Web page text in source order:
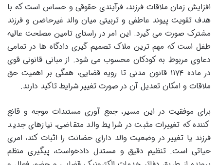
افزایش زمان ملاقات فرزند، فرآیندی حقوقی و حساس است که با
هدف تقویت پیوند عاطفی و تربیتی میان والد غیرحاضن و فرزند
مشترک صورت می گیرد. این امر در راستای تامین مصلحت عالیه
طفل است که مهم ترین ملاک تصمیم گیری دادگاه ها در تمامی
دعاوی مربوط به کودکان محسوب می شود. از مبانی قانونی قوی
در ماده ۱۱۷۴ قانون مدنی تا رویه قضایی، همگی بر اهمیت حق
ملاقات و امکان تعدیل آن در صورت تغییر شرایط تاکید دارند.
برای موفقیت در این مسیر، جمع آوری مستندات موجه و قانع
کننده که تغییرات مثبت در شرایط والد متقاضی، نیازهای جدید
فرزند یا تغییر در وضعیت والد دارای حضانت را اثبات کند، امری
حیاتی است. تنظیم دقیق و مستدل دادخواست، پیگیری منظم